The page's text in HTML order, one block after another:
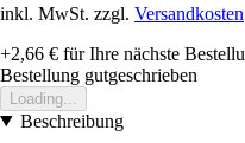
inkl. MwSt. zzgl. Versandkosten
+2,66 € für Ihre nächste
Bestellung gutgeschrieben
Loading...
Beschreibung